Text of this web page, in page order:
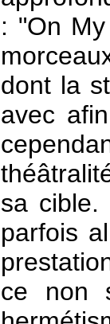
: "On
dont la
avec
sa cible.
parfois
ce non